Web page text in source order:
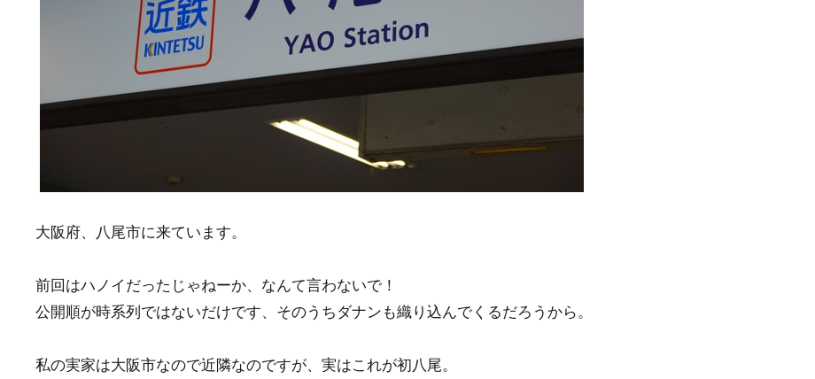
大阪府、八尾市に来ています。
前回はハノイだったじゃねーか、なんて言わないで！
公開順が時系列ではないだけです、そのうちダナンも織り込んでくるだろうから。
私の実家は大阪市なので近隣なのですが、実はこれが初八尾。